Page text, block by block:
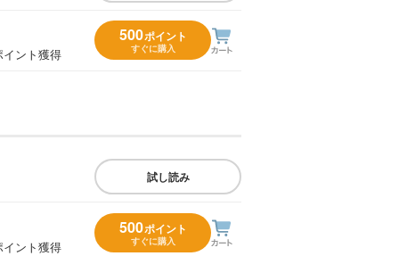
イント獲得
500ポイント
すぐに購入
試し読み
イント獲得
500ポイント
すぐに購入